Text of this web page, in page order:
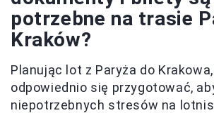
potrzebne na trasie
Kraków?
Planując lot z Paryża do
odpowiednio się przygotować,
niepotrzebnych stresów na